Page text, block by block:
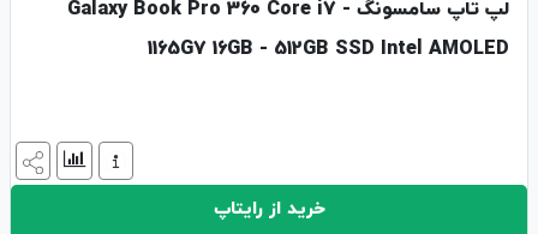
لپ تاپ سامسونگ Galaxy Book Pro 360 Core i7 -
1165G7 16GB - 512GB SSD Intel AMOLED
خرید از رایتاپ